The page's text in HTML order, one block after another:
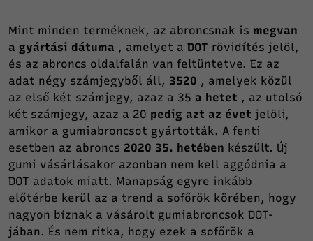
Mint minden terméknek, az abroncsnak is megvan
a gyártási dátuma , amelyet a DOT rövidítés jelöl,
és az abroncs oldalfalán van feltüntetve. Ez az
adat négy számjegyből áll, 3520 , amelyek közül
az első két számjegy, azaz a 35 a hetet , az utolsó
két számjegy, azaz a 20 pedig azt az évet jelöli,
amikor a gumiabroncsot gyártották. A fenti
esetben az abroncs 2020 35. hetében készült. Új
gumi vásárlásakor azonban nem kell aggódnia a
DOT adatok miatt. Manapság egyre inkább
előtérbe kerül az a trend a sofőrök körében, hogy
nagyon bíznak a vásárolt gumiabroncsok DOT-
jában. És nem ritka, hogy ezek a sofőrök a